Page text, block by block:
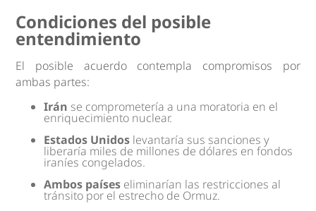
Condiciones del posible
entendimiento
El posible acuerdo contempla compromisos por
ambas partes:
Irán se comprometería a una moratoria en el
enriquecimiento nuclear.
Estados Unidos levantaría sus sanciones y
liberaría miles de millones de dólares en fondos
iraníes congelados.
Ambos países eliminarían las restricciones al
tránsito por el estrecho de Ormuz.